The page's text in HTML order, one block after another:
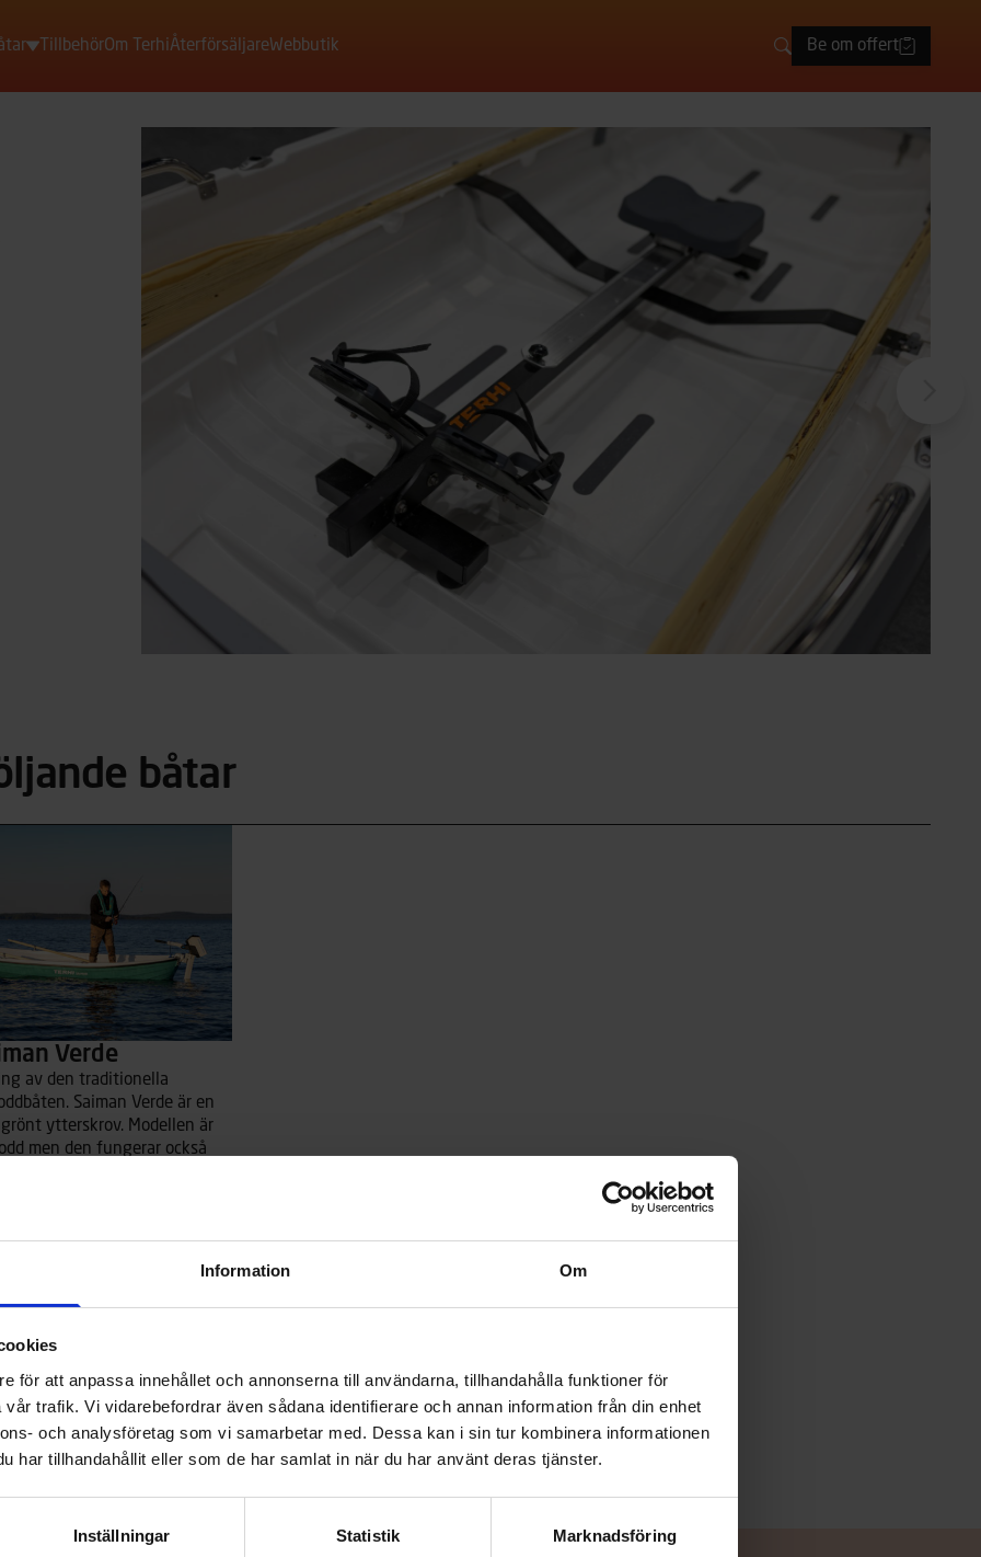
Information Om
för att anpassa innehållet och annonserna till användarna, tillhandahålla funktioner för
trafik. Vi vidarebefordrar även sådana identifierare och annan information från din enhet
och analysföretag som vi samarbetar med. Dessa kan i sin tur kombinera informationen
har tillhandahållit eller som de har samlat in när du har använt deras tjänster.
Inställningar Statistik Marknadsföring
TillbehörOm TerhiÅterförsäljareWebbutik Sök Be om offert
båtar
Verde
av den traditionella
Saiman Verde är en
ytterskrov. Modellen är
men den fungerar också
vare dess starka
av ABS-plast, som tål hårda
mycket bättre än båtar